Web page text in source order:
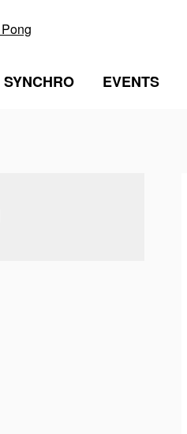
SYNCHRO EVENTS